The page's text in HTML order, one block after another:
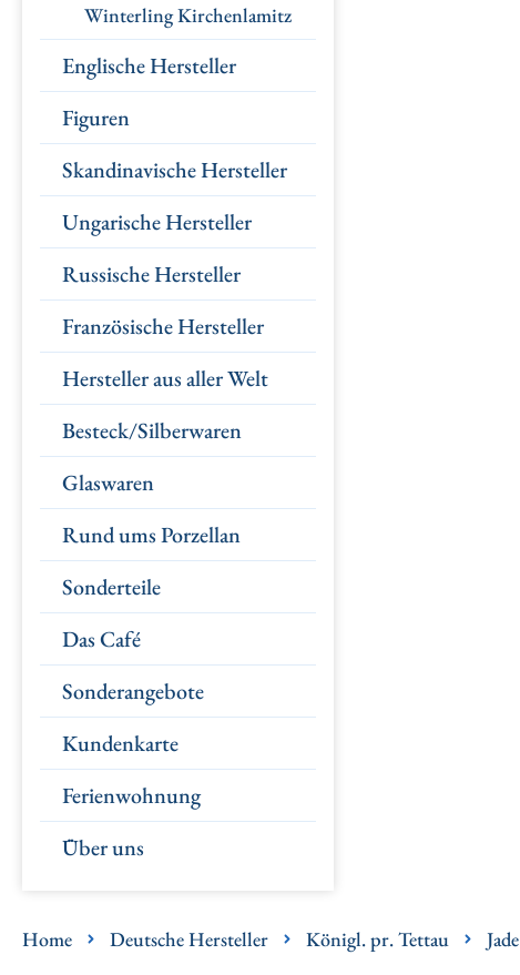
Winterling Kirchenlamitz
Englische Hersteller
Figuren
Skandinavische Hersteller
Ungarische Hersteller
Russische Hersteller
Französische Hersteller
Hersteller aus aller Welt
Besteck/Silberwaren
Glaswaren
Rund ums Porzellan
Sonderteile
Das Café
Sonderangebote
Kundenkarte
Ferienwohnung
Über uns
Home Deutsche Hersteller Königl. pr. Tettau Jade